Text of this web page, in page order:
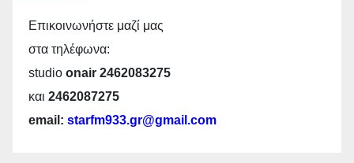
Επικοινωνήστε μαζί μας
στα τηλέφωνα:
studio onair 2462083275
και 2462087275
email: starfm933.gr@gmail.com